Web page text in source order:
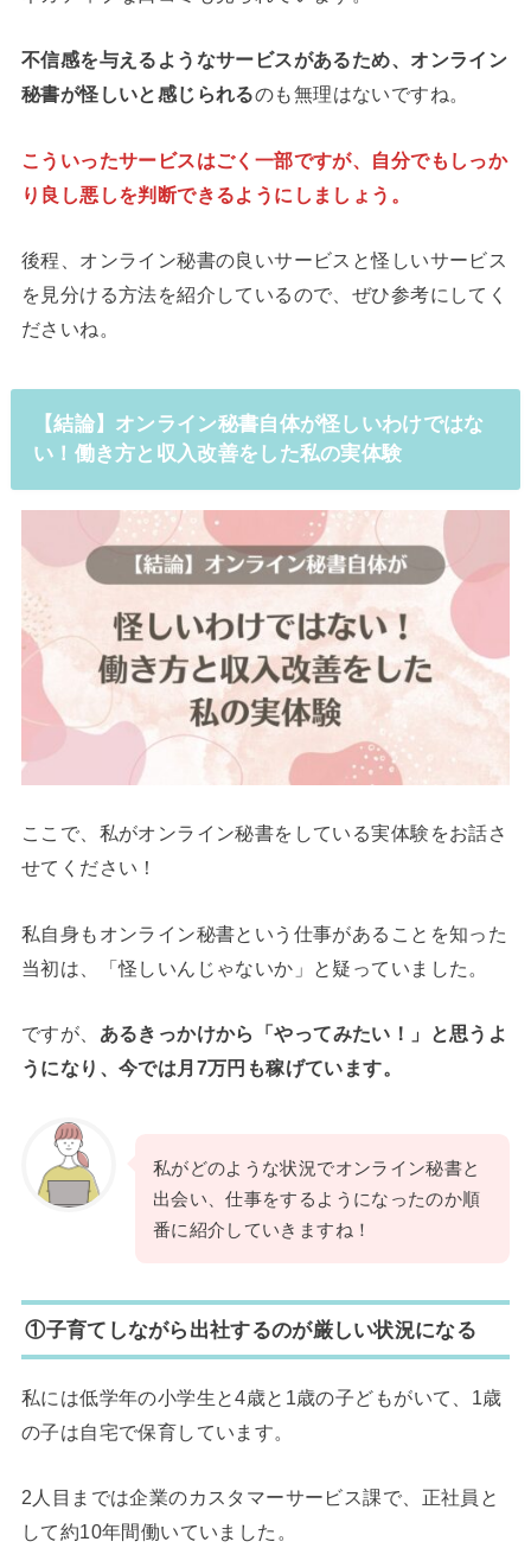
不信感を与えるようなサービスがあるため、オンライン
秘書が怪しいと感じられるのも無理はないですね。
こういったサービスはごく一部ですが、自分でもしっか
り良し悪しを判断できるようにしましょう。
後程、オンライン秘書の良いサービスと怪しいサービス
を見分ける方法を紹介しているので、ぜひ参考にしてく
ださいね。
【結論】オンライン秘書自体が怪しいわけではな
い！働き方と収入改善をした私の実体験
ここで、私がオンライン秘書をしている実体験をお話さ
せてください！
私自身もオンライン秘書という仕事があることを知った
当初は、「怪しいんじゃないか」と疑っていました。
ですが、 あるきっかけから「やってみたい！」と思うよ
うになり、今では月7万円も稼げています。
私がどのような状況でオンライン秘書と
出会い、仕事をするようになったのか順
番に紹介していきますね！
①子育てしながら出社するのが厳しい状況になる
私には低学年の小学生と4歳と1歳の子どもがいて、1歳
の子は自宅で保育しています。
2人目までは企業のカスタマーサービス課で、正社員と
して約10年間働いていました。